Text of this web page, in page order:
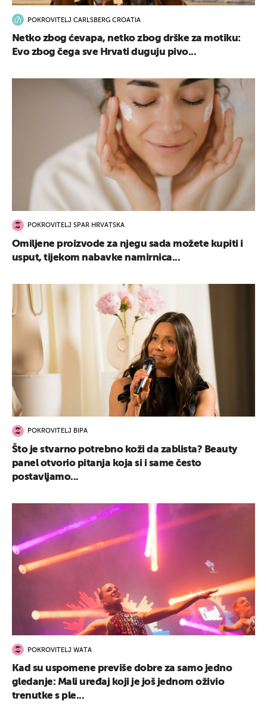
POKROVITELJ CARLSBERG CROATIA
Netko zbog ćevapa, netko zbog drške za motiku:
Evo zbog čega sve Hrvati duguju pivo...
POKROVITELJ SPAR HRVATSKA
Omiljene proizvode za njegu sada možete kupiti i
usput, tijekom nabavke namirnica...
POKROVITELJ BIPA
Što je stvarno potrebno koži da zablista? Beauty
panel otvorio pitanja koja si i same često
postavljamo...
POKROVITELJ WATA
Kad su uspomene previše dobre za samo jedno
gledanje: Mali uređaj koji je još jednom oživio
trenutke s ple...